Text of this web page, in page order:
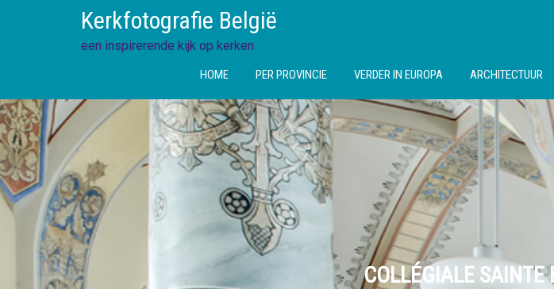
Kerkfotografie België
een inspirerende kijk op kerken
HOME PER PROVINCIE VERDER IN EUROPA ARCHITECTUUR
COLLÉGIALE SAINTE